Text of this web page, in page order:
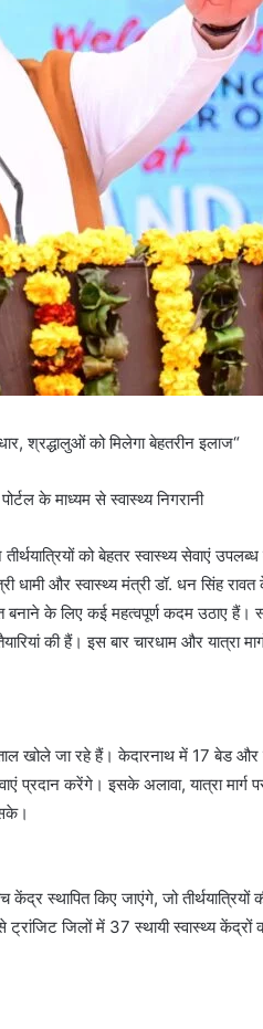
श्रद्धालुओं को मिलेगा बेहतरीन इलाज“
के माध्यम से स्वास्थ्य निगरानी
को बेहतर स्वास्थ्य सेवाएं
और स्वास्थ्य मंत्री डॉ. धन सिंह रावत
के लिए कई महत्वपूर्ण कदम उठाए हैं।
की हैं। इस बार चारधाम और यात्रा
खोले जा रहे हैं। केदारनाथ में 17 बेड और
प्रदान करेंगे। इसके अलावा, यात्रा मार्ग
स्थापित किए जाएंगे, जो तीर्थयात्रियों
जिलों में 37 स्थायी स्वास्थ्य केंद्रों